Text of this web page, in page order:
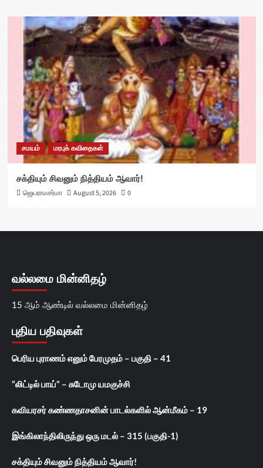
சமயம் மரபுக் கவிதைகள்
சக்தியும் சிவனும் நித்தியம் ஆவார்!
ஜெயராமசர்மா
August 5, 2026 0
வல்லமை மின்னிதழ்
15 ஆம் ஆண்டில் வல்லமை மின்னிதழ்
புதிய பதிவுகள்
பெரிய புராணம் எனும் பேரமுதம் – பகுதி – 41
“லிட்டில் பாய்” – சுடோமு யமகுச்சி
கவியரசர் கண்ணதாசனின் பாடல்களில் ஆன்மீகம் – 19
இங்கிலாந்திலிருந்து ஒரு மடல் – 315 (பகுதி-1)
சக்தியும் சிவனும் நித்தியம் ஆவார்!